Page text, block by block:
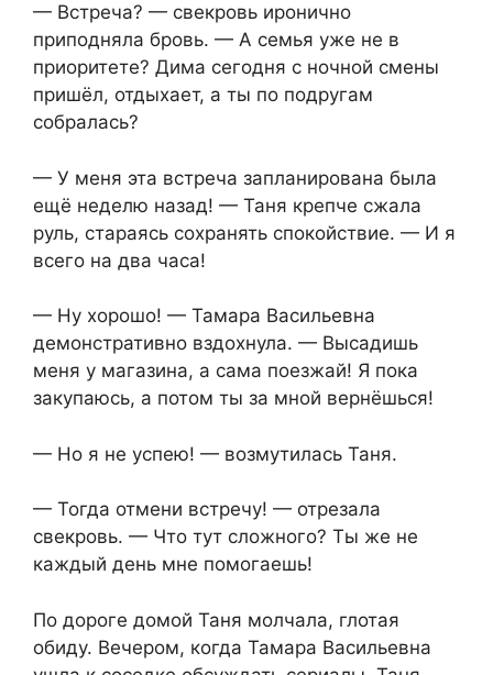
— Встреча? — свекровь иронично
приподняла бровь. — А семья уже не в
приоритете? Дима сегодня с ночной смены
пришёл, отдыхает, а ты по подругам
собралась?
— У меня эта встреча запланирована была
ещё неделю назад! — Таня крепче сжала
руль, стараясь сохранять спокойствие. — И я
всего на два часа!
— Ну хорошо! — Тамара Васильевна
демонстративно вздохнула. — Высадишь
меня у магазина, а сама поезжай! Я пока
закупаюсь, а потом ты за мной вернёшься!
— Но я не успею! — возмутилась Таня.
— Тогда отмени встречу! — отрезала
свекровь. — Что тут сложного? Ты же не
каждый день мне помогаешь!
По дороге домой Таня молчала, глотая
обиду. Вечером, когда Тамара Васильевна